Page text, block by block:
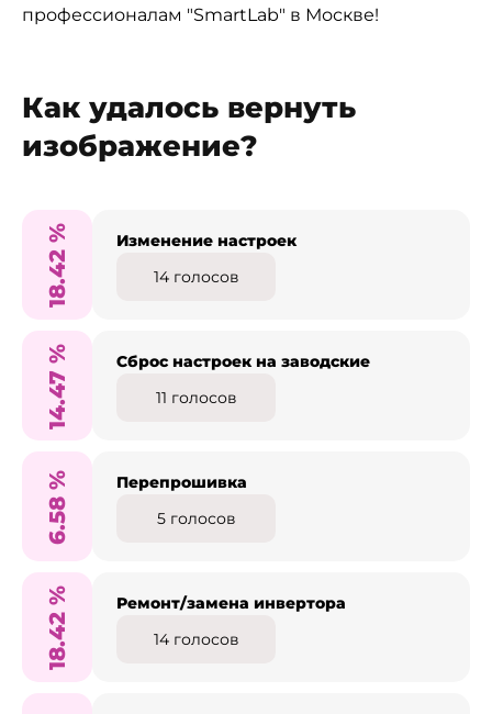
профессионалам "SmartLab" в Москве!
Как удалось вернуть
изображение?
18.42
%
Изменение настроек
14голосов
14.47
%
Сброс настроек на заводские
11 голосов
6.58
%
Перепрошивка
5голосов
18.42
%
Ремонт/замена инвертора
14голосов